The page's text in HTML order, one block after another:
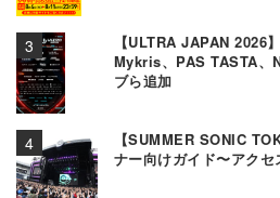
【ULTRA JAPAN 2026
Mykris、PAS TASTA、
ブら追加
【SUMMER SONIC
ナー向けガイド〜アク